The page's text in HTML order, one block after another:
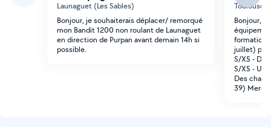
Launaguet (Les Sables)
Bonjour, je souhaiterais déplacer/ remorqué
mon Bandit 1200 non roulant de Launaguet
en direction de Purpan avant demain 14h si
possible.
Toulouse
Bonjour,
formation
juillet)
S/XS -
S/XS - Un
Des
39) Merci